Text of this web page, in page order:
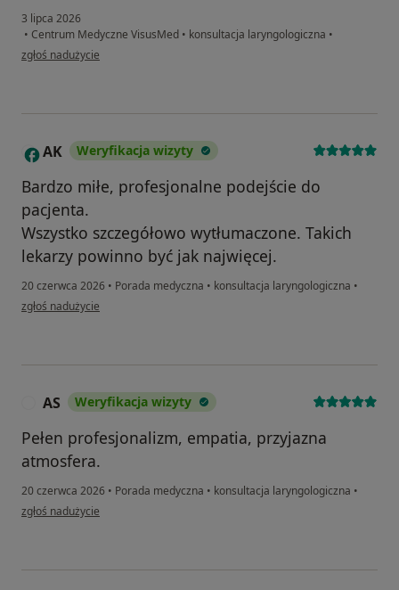
3 lipca 2026
• Centrum Medyczne VisusMed • konsultacja laryngologiczna •
w opinii użytkownika Janusz
zgłoś nadużycie
A AK Weryfikacja wizyty
Bardzo miłe, profesjonalne podejście do
pacjenta.
Wszystko szczegółowo wytłumaczone. Takich
lekarzy powinno być jak najwięcej.
20 czerwca 2026 • Porada medyczna • konsultacja laryngologiczna •
w opinii użytkownika AK
zgłoś nadużycie
AS Weryfikacja wizyty
Pełen profesjonalizm, empatia, przyjazna
atmosfera.
20 czerwca 2026 • Porada medyczna • konsultacja laryngologiczna •
w opinii użytkownika AS
zgłoś nadużycie